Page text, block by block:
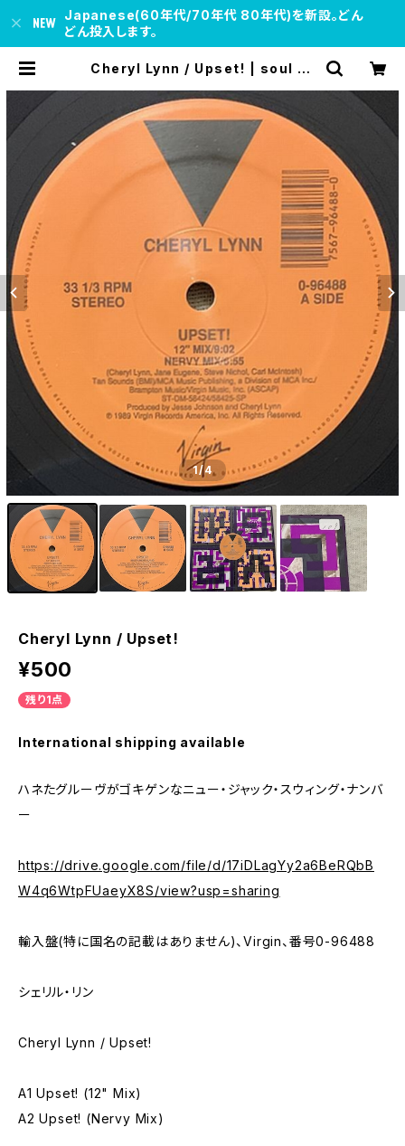
Japanese(60年代/70年代 80年代)を新設。どん
どん投入します。
Cheryl Lynn / Upset! | soul re
1/4
Cheryl Lynn / Upset!
¥500
残り1点
International shipping available
ハネたグルーヴがゴキゲンなニュー・ジャック・スウィング・ナンバ
ー
https://drive.google.com/file/d/17iDLagYy2a6BeRQbB
W4q6WtpFUaeyX8S/view?usp=sharing
輸入盤(特に国名の記載はありません)、Virgin、番号0-96488
シェリル・リン
Cheryl Lynn / Upset!
A1 Upset! (12" Mix)
A2 Upset! (Nervy Mix)